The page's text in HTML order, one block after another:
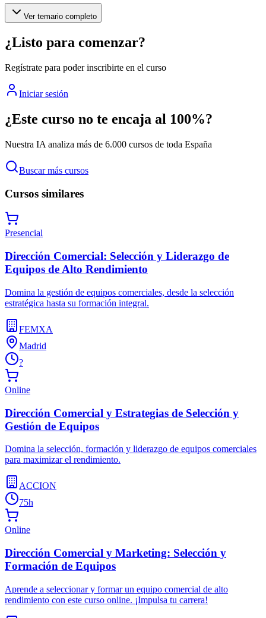
Ver temario completo
¿Listo para comenzar?
Regístrate para poder inscribirte en el curso
Iniciar sesión
¿Este curso no te encaja al 100%?
Nuestra IA analiza más de 6.000 cursos de toda España
Buscar más cursos
Cursos similares
Presencial
Dirección Comercial: Selección y Liderazgo de
Equipos de Alto Rendimiento
Domina la gestión de equipos comerciales, desde la selección
estratégica hasta su formación integral.
FEMXA
Madrid
?
Online
Dirección Comercial y Estrategias de Selección y
Gestión de Equipos
Domina la selección, formación y liderazgo de equipos comerciales
para maximizar el rendimiento.
ACCION
75h
Online
Dirección Comercial y Marketing: Selección y
Formación de Equipos
Aprende a seleccionar y formar un equipo comercial de alto
rendimiento con este curso online. ¡Impulsa tu carrera!